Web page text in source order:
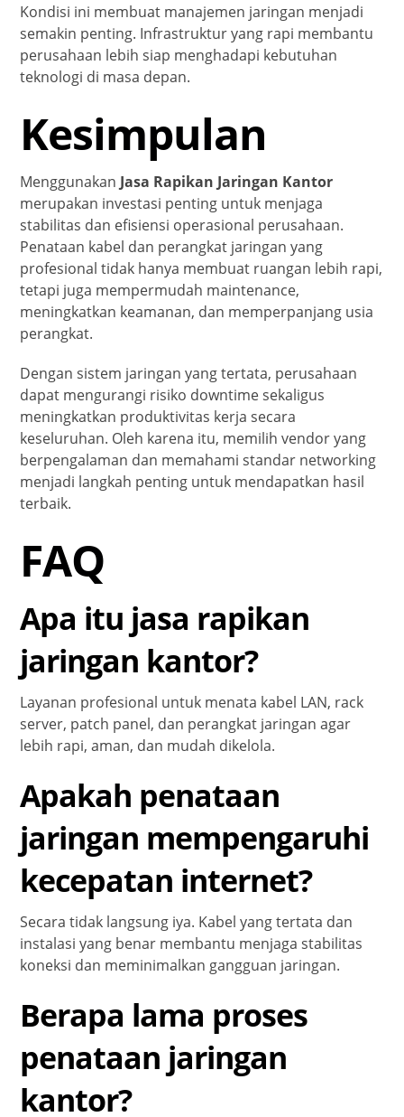
Kondisi ini membuat manajemen jaringan menjadi
semakin penting. Infrastruktur yang rapi membantu
perusahaan lebih siap menghadapi kebutuhan
teknologi di masa depan.
Kesimpulan
Menggunakan Jasa Rapikan Jaringan Kantor
merupakan investasi penting untuk menjaga
stabilitas dan efisiensi operasional perusahaan.
Penataan kabel dan perangkat jaringan yang
profesional tidak hanya membuat ruangan lebih rapi,
tetapi juga mempermudah maintenance,
meningkatkan keamanan, dan memperpanjang usia
perangkat.
Dengan sistem jaringan yang tertata, perusahaan
dapat mengurangi risiko downtime sekaligus
meningkatkan produktivitas kerja secara
keseluruhan. Oleh karena itu, memilih vendor yang
berpengalaman dan memahami standar networking
menjadi langkah penting untuk mendapatkan hasil
terbaik.
FAQ
Apa itu jasa rapikan
jaringan kantor?
Layanan profesional untuk menata kabel LAN, rack
server, patch panel, dan perangkat jaringan agar
lebih rapi, aman, dan mudah dikelola.
Apakah penataan
jaringan mempengaruhi
kecepatan internet?
Secara tidak langsung iya. Kabel yang tertata dan
instalasi yang benar membantu menjaga stabilitas
koneksi dan meminimalkan gangguan jaringan.
Berapa lama proses
penataan jaringan
kantor?